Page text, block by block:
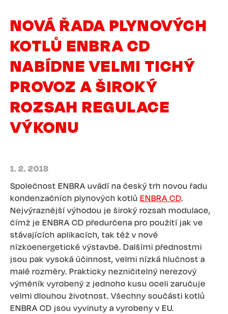
NOVÁ ŘADA PLYNOVÝCH
KOTLŮ ENBRA CD
NABÍDNE VELMI TICHÝ
PROVOZ A ŠIROKÝ
ROZSAH REGULACE
VÝKONU
1. 2. 2018
Společnost ENBRA uvádí na český trh novou řadu
kondenzačních plynových kotlů ENBRA CD.
Nejvýraznější výhodou je široký rozsah modulace,
čímž je ENBRA CD předurčena pro použití jak ve
stávajících aplikacích, tak též v nové
nízkoenergetické výstavbě. Dalšími přednostmi
jsou pak vysoká účinnost, velmi nízká hlučnost a
malé rozměry. Prakticky nezničitelný nerezový
výměník vyrobený z jednoho kusu oceli zaručuje
velmi dlouhou životnost. Všechny součásti kotlů
ENBRA CD jsou vyvinuty a vyrobeny v EU.